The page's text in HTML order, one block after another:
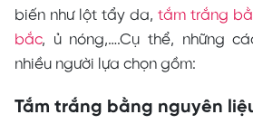
biến như lột tẩy da, tắm trắng
bắc, ủ nóng,….Cụ thể, những
nhiều người lựa chọn gồm:
Tắm trắng bằng nguyên